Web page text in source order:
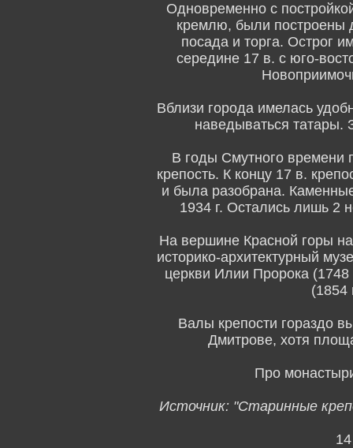
Одновременно с
кремлю, были построены
посада и торга. Острог
середине 17 в. с юго-
Вблизи города имелась
наведываться татары.
В годы Смутного времени
крепость. К концу 17 в.
и была разобрана.
1934 г. Остались лишь 2
На вершине Красной горы
историко-архитектурный
церкви Илии Пророка (1748
(1854
Валы крепости гораздо
Дмитрове, хотя
Про
Источник: "Старинные